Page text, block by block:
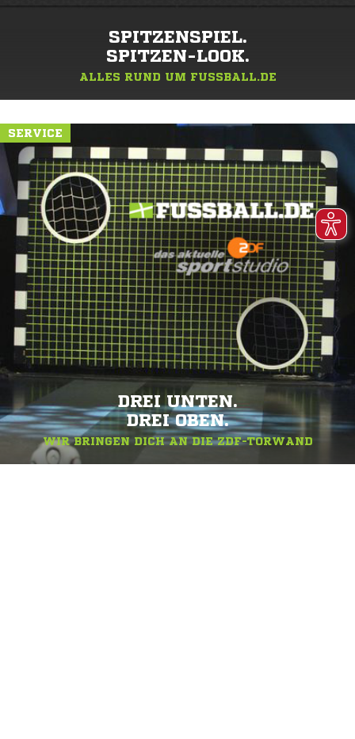
SPITZENSPIEL.
SPITZEN-LOOK.
ALLES RUND UM FUSSBALL.DE
SERVICE
DREI UNTEN.
DREI OBEN.
WIR BRINGEN DICH AN DIE ZDF-TORWAND